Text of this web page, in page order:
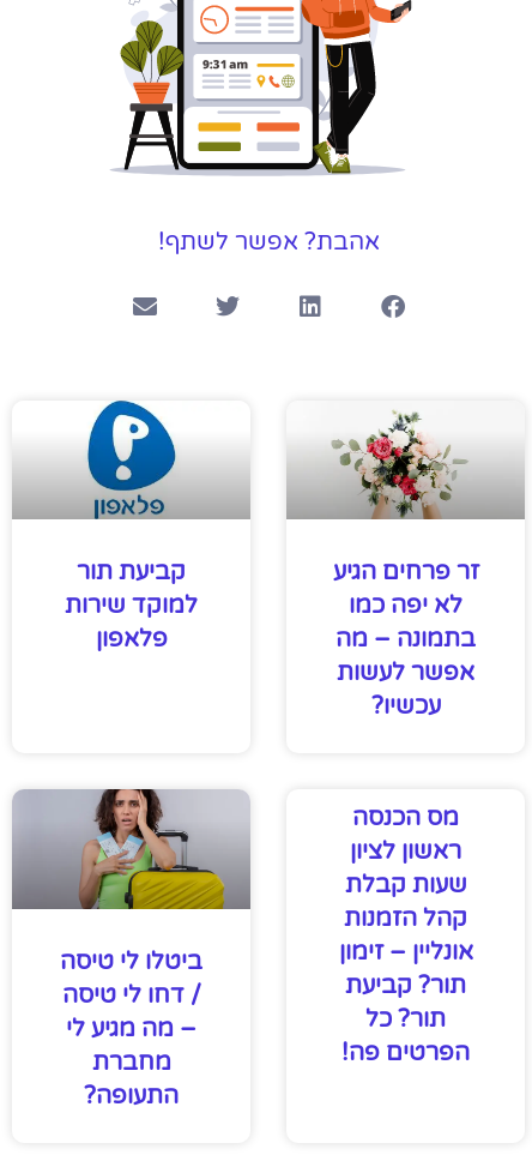
בעל/ת עסק? סוכנות ניהול
מוניטין לקידום, שיווק ופרסום
באינטרנט כאן עבורך!
לפרטים
אהבת? אפשר לשתף!
זר פרחים הגיע
לא יפה כמו
בתמונה – מה
אפשר לעשות
עכשיו?
קביעת תור
למוקד שירות
פלאפון
מס הכנסה
ראשון לציון
שעות קבלת
קהל הזמנות
אונליין – זימון
תור? קביעת
תור? כל
הפרטים פה!
ביטלו לי טיסה
/ דחו לי טיסה
– מה מגיע לי
מחברת
התעופה?